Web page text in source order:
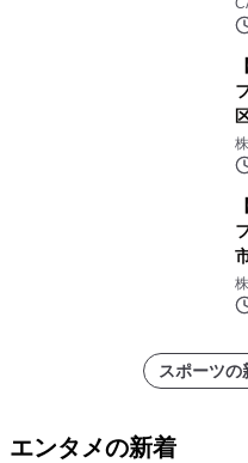
スポーツの
エンタメの新着